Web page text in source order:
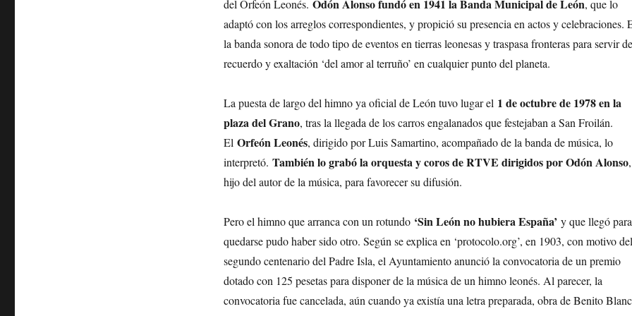
del Orfeón Leonés. Odón Alonso fundó en 1941 la Banda Municipal de León, que lo
adaptó con los arreglos correspondientes, y propició su presencia en actos y celebraciones.
la banda sonora de todo tipo de eventos en tierras leonesas y traspasa fronteras para servir de
recuerdo y exaltación ‘del amor al terruño’ en cualquier punto del planeta.
La puesta de largo del himno ya oficial de León tuvo lugar el 1 de octubre de 1978 en la
plaza del Grano, tras la llegada de los carros engalanados que festejaban a San Froilán.
El Orfeón Leonés, dirigido por Luis Samartino, acompañado de la banda de música, lo
interpretó. También lo grabó la orquesta y coros de RTVE dirigidos por Odón Alonso,
hijo del autor de la música, para favorecer su difusión.
Pero el himno que arranca con un rotundo‘Sin León no hubiera España’ y que llegó para
quedarse pudo haber sido otro. Según se explica en ‘protocolo.org’, en 1903, con motivo del
segundo centenario del Padre Isla, el Ayuntamiento anunció la convocatoria de un premio
dotado con 125 pesetas para disponer de la música de un himno leonés. Al parecer, la
convocatoria fue cancelada, aún cuando ya existía una letra preparada, obra de Benito